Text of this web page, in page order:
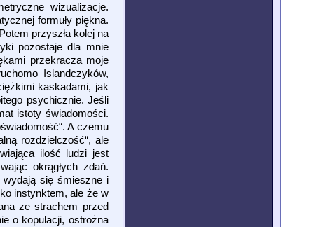
wizualizacje.
formuły piękna.
przyszła kolej na
pozostaje dla mnie
przekracza moje
Islandczyków,
kaskadami, jak
psychicznie. Jeśli
istoty świadomości.
A czemu
rozdzielczość“, ale
ilość ludzi jest
okrągłych zdań.
się śmieszne i
instynktem, ale że w
ze strachem przed
o kopulacji, ostrożna